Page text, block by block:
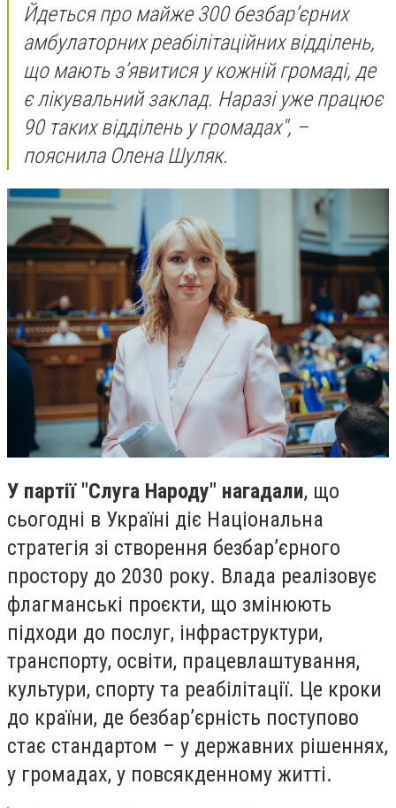
Йдеться про майже 300 безбарʼєрних
амбулаторних реабілітаційних відділень,
що мають з’явитися у кожній громаді, де
є лікувальний заклад. Наразі уже працює
90 таких відділень у громадах", –
пояснила Олена Шуляк.
У партії "Слуга Народу" нагадали, що
сьогодні в Україні діє Національна
стратегія зі створення безбарʼєрного
простору до 2030 року. Влада реалізовує
флагманські проєкти, що змінюють
підходи до послуг, інфраструктури,
транспорту, освіти, працевлаштування,
культури, спорту та реабілітації. Це кроки
до країни, де безбар’єрність поступово
стає стандартом – у державних рішеннях,
у громадах, у повсякденному житті.